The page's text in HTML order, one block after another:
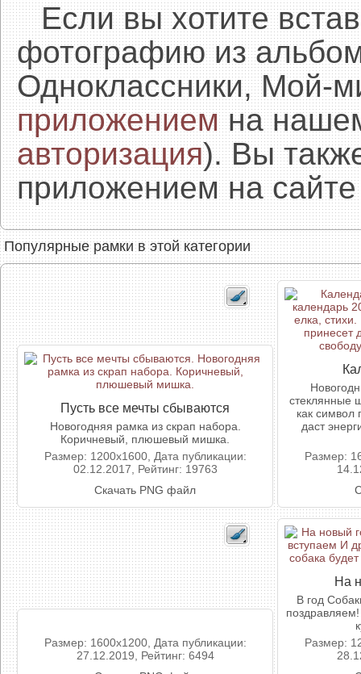
Если вы хотите
фотографию из
Одноклассники, Мой-
приложениемна нашем
авторизация). Вы
приложением на сайте
Популярные рамки в этой категории
Пусть все мечты сбываются
Новогодняя рамка из скрап набора.
Коричневый, плюшевый мишка.
Размер: 1200x1600, Дата публикации:
02.12.2017, Рейтинг: 19763
Скачать PNG файл
стеклянные
как символ
даст
Размер:
Размер: 1600x1200, Дата публикации:
27.12.2019, Рейтинг: 6494
На
В год
Размер: